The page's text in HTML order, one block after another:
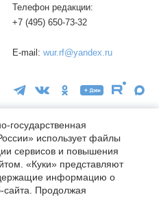
Телефон редакции:
+7 (495) 650-73-32
E-mail: wur.rf@yandex.ru
сайта разрешается только
государственная
использует файлы
сервисов и повышения
«Куки» представляют
информацию о
Продолжая